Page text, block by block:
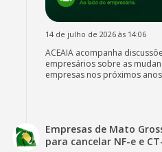
14 de julho de 2026 às 14:06
ACEAIA acompanha
empresários sobre as
empresas nos próximos
Empresas de Mato
para cancelar NF-e e